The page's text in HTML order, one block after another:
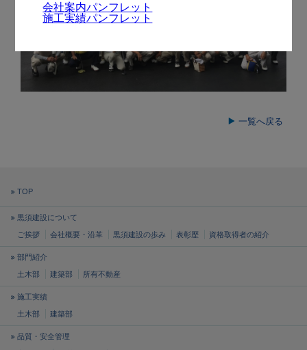
一覧へ戻る
TOP
黒須建設について
ご挨拶 会社概要・沿革 黒須建設の歩み 表彰歴 資格取得者の紹介
部門紹介
土木部 建築部 所有不動産
施工実績
土木部 建築部
品質・安全管理
会社案内パンフレット
施工実績パンフレット